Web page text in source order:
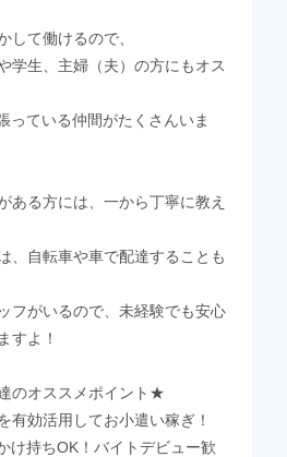
して働けるので、
学生、主婦（夫）の方にもオス
っている仲間がたくさんいま
ある方には、一から丁寧に教え
、自転車や車で配達することも
フがいるので、未経験でも安心
すよ！
のオススメポイント★
有効活用してお小遣い稼ぎ！
け持ちOK！バイトデビュー歓